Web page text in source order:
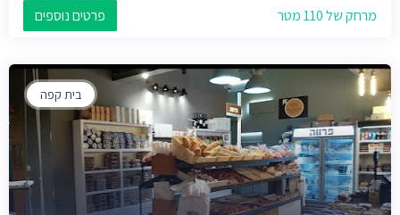
מרחק של 110 מטר פרטים נוספים
בית קפה